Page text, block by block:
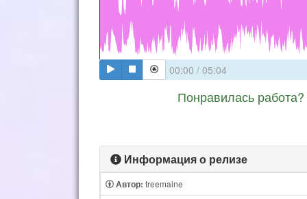
00:00 / 05:04
Понравилась
Информация о релизе
Автор: treemaine